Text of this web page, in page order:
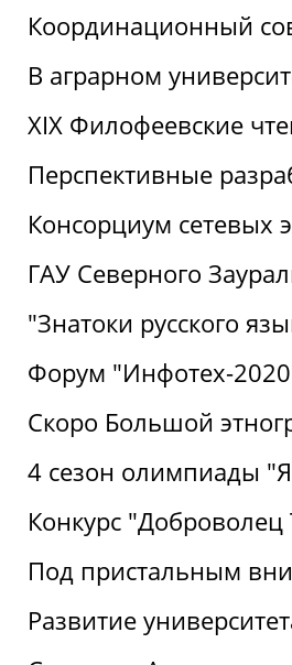
Координационный
В аграрном
XIX Филофеевские
Перспективные
Консорциум сетевых
ГАУ Северного
"Знатоки русского
Форум "Инфотех-
Скоро Большой
4 сезон олимпиады
Конкурс
Под пристальным
Развитие